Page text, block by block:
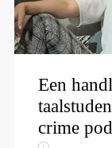
Een
crime